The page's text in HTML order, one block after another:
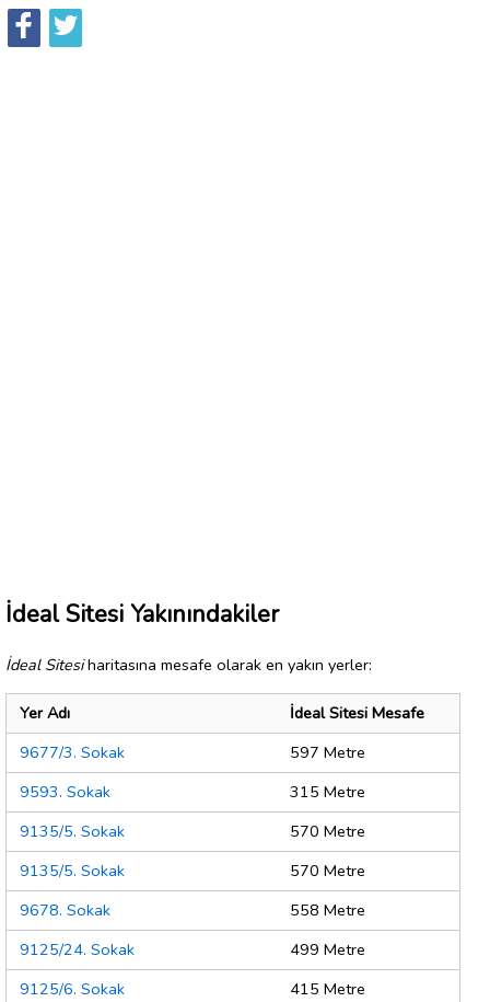
İdeal Sitesi Yakınındakiler
İdeal Sitesiharitasına mesafe olarak en yakın yerler:
Yer Adı
İdeal Sitesi Mesafe
9677/3. Sokak
597 Metre
9593. Sokak
315 Metre
9135/5. Sokak
570 Metre
9135/5. Sokak
570 Metre
9678. Sokak
558 Metre
9125/24. Sokak
499 Metre
9125/6. Sokak
415 Metre